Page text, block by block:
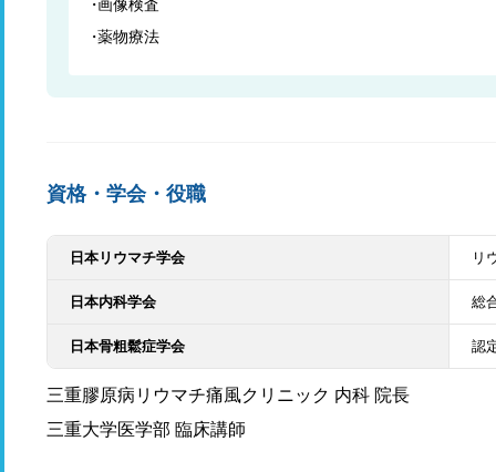
画像検査
薬物療法
資格・学会・役職
日本リウマチ学会 リ
日本内科学会 総
日本骨粗鬆症学会 認
三重膠原病リウマチ痛風クリニック 内科 院長
三重大学医学部 臨床講師